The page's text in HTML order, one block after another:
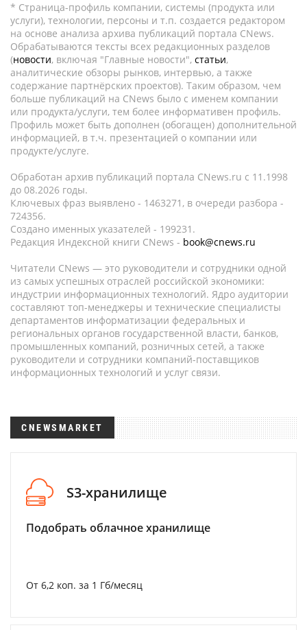
* Страница-профиль компании, системы (продукта или
услуги), технологии, персоны и т.п. создается редактором
на основе анализа архива публикаций портала CNews.
Обрабатываются тексты всех редакционных разделов
(новости, включая "Главные новости", статьи,
аналитические обзоры рынков, интервью, а также
содержание партнёрских проектов). Таким образом, чем
больше публикаций на CNews было с именем компании
или продукта/услуги, тем более информативен профиль.
Профиль может быть дополнен (обогащен) дополнительной
информацией, в т.ч. презентацией о компании или
продукте/услуге.
Обработан архив публикаций портала CNews.ru c 11.1998
до 08.2026 годы.
Ключевых фраз выявлено - 1463271, в очереди разбора -
724356.
Создано именных указателей - 199231.
Редакция Индексной книги CNews - book@cnews.ru
Читатели CNews — это руководители и сотрудники одной
из самых успешных отраслей российской экономики:
индустрии информационных технологий. Ядро аудитории
составляют топ-менеджеры и технические специалисты
департаментов информатизации федеральных и
региональных органов государственной власти, банков,
промышленных компаний, розничных сетей, а также
руководители и сотрудники компаний-поставщиков
информационных технологий и услуг связи.
CNEWSMARKET
S3-хранилище
Подобрать облачное хранилище
От 6,2 коп. за 1 Гб/месяц